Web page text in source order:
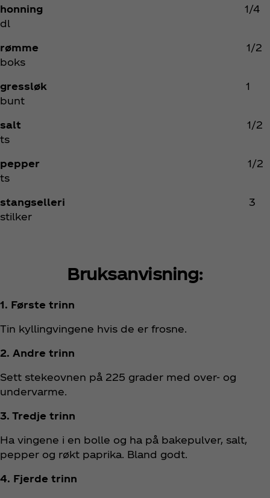
honning ​
1/4
dl
rømme ​
1/2
boks
gressløk ​
1
bunt
salt ​ 1/2
ts
pepper
1/2
ts
stangselleri ​
3
stilker
Bruksanvisning:
1. Første trinn
Tin kyllingvingene hvis de er frosne.
2. Andre trinn
Sett stekeovnen på 225 grader med over- og
undervarme.
3. Tredje trinn
Ha vingene i en bolle og ha på bakepulver, salt,
pepper og røkt paprika. Bland godt.
4. Fjerde trinn